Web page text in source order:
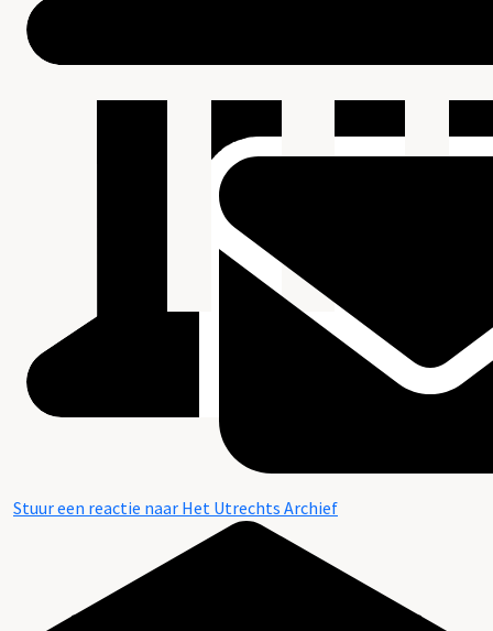
Stuur een reactie naar Het Utrechts Archief